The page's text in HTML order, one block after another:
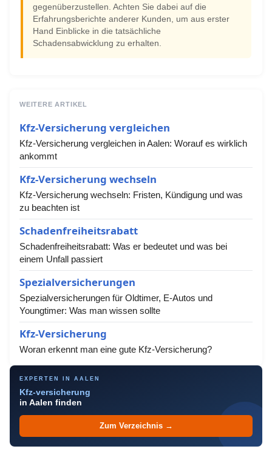
gegenüberzustellen. Achten Sie dabei auf die
Erfahrungsberichte anderer Kunden, um aus erster
Hand Einblicke in die tatsächliche
Schadensabwicklung zu erhalten.
WEITERE ARTIKEL
Kfz-Versicherung vergleichen
Kfz-Versicherung vergleichen in Aalen: Worauf es wirklich
ankommt
Kfz-Versicherung wechseln
Kfz-Versicherung wechseln: Fristen, Kündigung und was
zu beachten ist
Schadenfreiheitsrabatt
Schadenfreiheitsrabatt: Was er bedeutet und was bei
einem Unfall passiert
Spezialversicherungen
Spezialversicherungen für Oldtimer, E-Autos und
Youngtimer: Was man wissen sollte
Kfz-Versicherung
Woran erkennt man eine gute Kfz-Versicherung?
EXPERTEN IN AALEN
Kfz-versicherung
in Aalen finden
Zum Verzeichnis →